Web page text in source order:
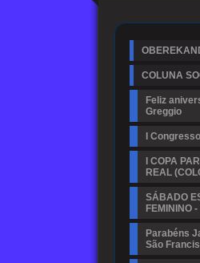
COLUNA
Feliz
Greggio
I
I COPA
REAL
SÁBADO
FEMININO
Parabéns
São